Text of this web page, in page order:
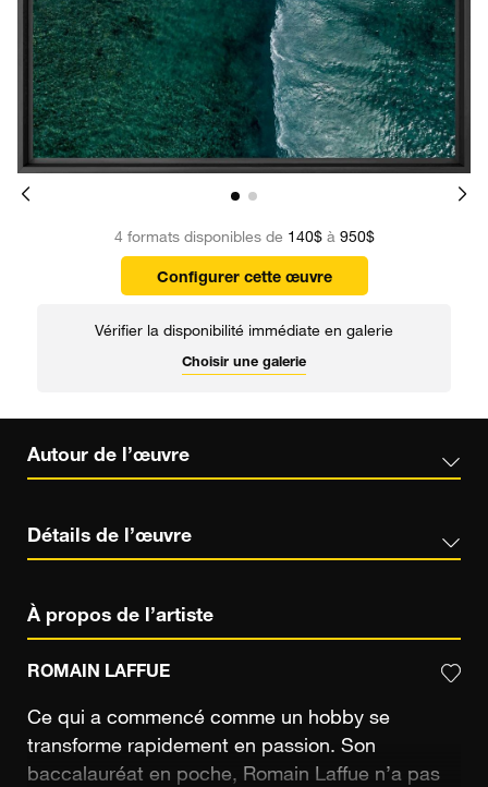
4 formats disponibles de 140$à 950$
Configurer cette œuvre
Vérifier la disponibilité immédiate en galerie
Choisir une galerie
Autour de l’œuvre
Détails de l’œuvre
À propos de l’artiste
ROMAIN LAFFUE
Ce qui a commencé comme un hobby se
transforme rapidement en passion. Son
baccalauréat en poche, Romain Laffue n’a pas